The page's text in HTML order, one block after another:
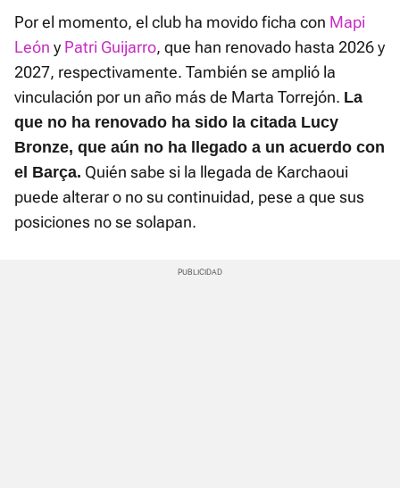
Por el momento, el club ha movido ficha con Mapi
León y Patri Guijarro, que han renovado hasta 2026 y
2027, respectivamente. También se amplió la
vinculación por un año más de Marta Torrejón. La
que no ha renovado ha sido la citada Lucy
Bronze, que aún no ha llegado a un acuerdo con
el Barça. Quién sabe si la llegada de Karchaoui
puede alterar o no su continuidad, pese a que sus
posiciones no se solapan.